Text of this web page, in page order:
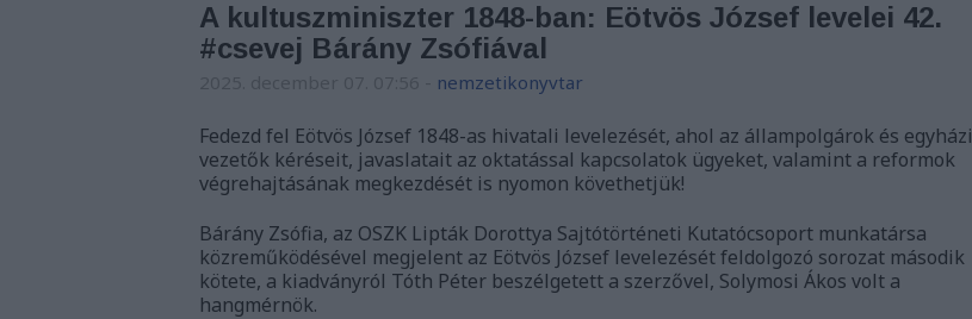
A kultuszminiszter 1848-ban: Eötvös József levelei 42.
#csevej Bárány Zsófiával
nemzetikonyvtar
Fedezd fel Eötvös József 1848-as hivatali levelezését, ahol az állampolgárok és egyházi
vezetők kéréseit, javaslatait az oktatással kapcsolatok ügyeket, valamint a reformok
végrehajtásának megkezdését is nyomon követhetjük!
Bárány Zsófia, az OSZK Lipták Dorottya Sajtótörténeti Kutatócsoport munkatársa
közreműködésével megjelent az Eötvös József levelezését feldolgozó sorozat második
kötete, a kiadványról Tóth Péter beszélgetett a szerzővel, Solymosi Ákos volt a
hangmérnök.